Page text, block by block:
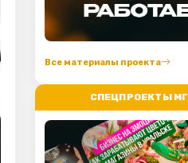
Все материалы проекта
СПЕЦПРОЕКТЫ МГ